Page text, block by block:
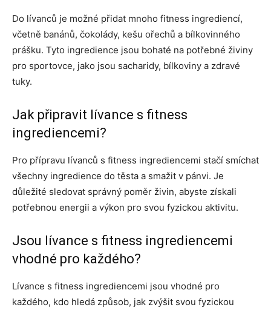
Do lívanců je možné přidat mnoho fitness ingrediencí,
včetně banánů, čokolády, kešu ořechů a bílkovinného
prášku. Tyto ingredience jsou bohaté na potřebné živiny
pro sportovce, jako jsou sacharidy, bílkoviny a zdravé
tuky.
Jak připravit lívance s fitness
ingrediencemi?
Pro přípravu lívanců s fitness ingrediencemi stačí smíchat
všechny ingredience do těsta a smažit v pánvi. Je
důležité sledovat správný poměr živin, abyste získali
potřebnou energii a výkon pro svou fyzickou aktivitu.
Jsou lívance s fitness ingrediencemi
vhodné pro každého?
Lívance s fitness ingrediencemi jsou vhodné pro
každého, kdo hledá způsob, jak zvýšit svou fyzickou